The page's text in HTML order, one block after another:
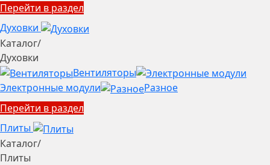
Перейти в раздел
Духовки
Каталог/
Духовки
Вентиляторы
Электронные модули
Разное
Перейти в раздел
Плиты
Каталог/
Плиты